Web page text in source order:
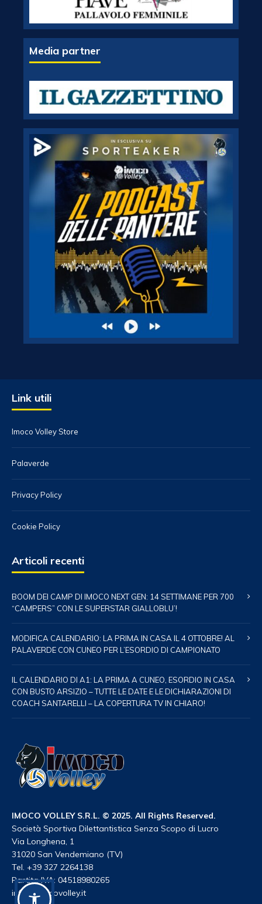
Media partner
Link utili
Imoco Volley Store
Palaverde
Privacy Policy
Cookie Policy
Articoli recenti
BOOM DEI CAMP DI IMOCO NEXT GEN: 14 SETTIMANE PER 700
“CAMPERS” CON LE SUPERSTAR GIALLOBLU’!
MODIFICA CALENDARIO: LA PRIMA IN CASA IL 4 OTTOBRE! AL
PALAVERDE CON CUNEO PER L’ESORDIO DI CAMPIONATO
IL CALENDARIO DI A1: LA PRIMA A CUNEO, ESORDIO IN CASA
CON BUSTO ARSIZIO – TUTTE LE DATE E LE DICHIARAZIONI DI
COACH SANTARELLI – LA COPERTURA TV IN CHIARO!
IMOCO VOLLEY S.R.L. © 2025. All Rights Reserved.
Società Sportiva Dilettantistica Senza Scopo di Lucro
Via Longhena, 1
31020 San Vendemiano (TV)
Tel. +39 327 2264138
Partita IVA: 04518980265
info@imocovolley.it